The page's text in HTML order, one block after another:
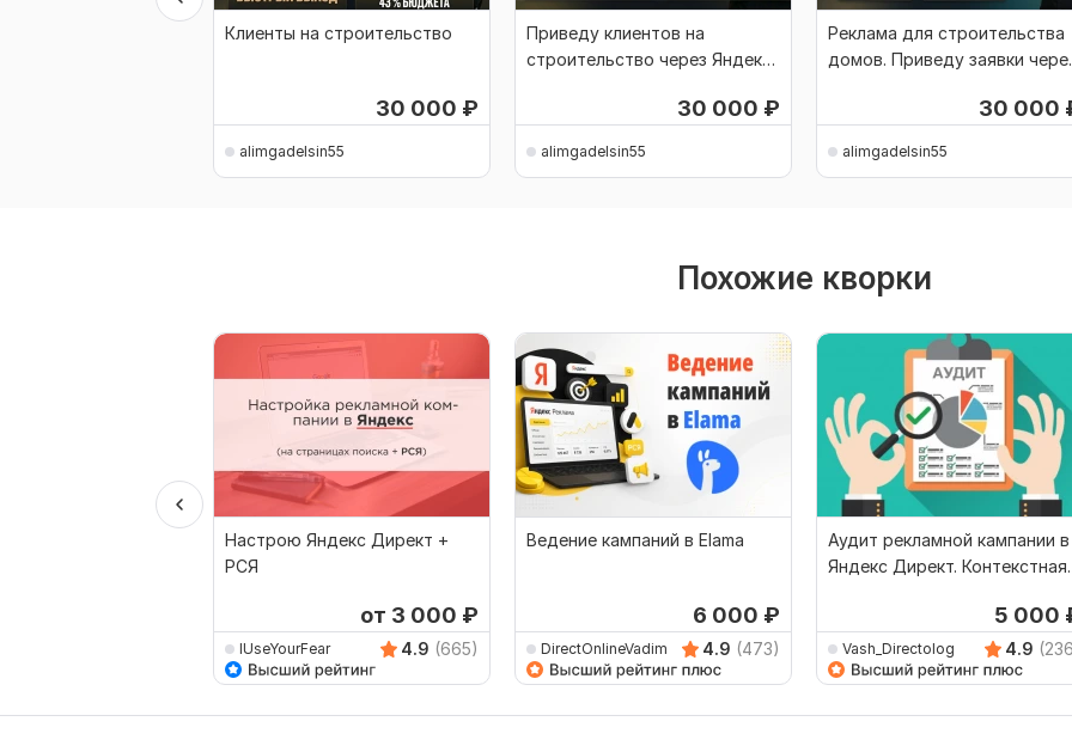
Клиенты на строительство
30 000 ₽
alimgadelsin55
Приведу клиентов на
строительство через Яндекс
30 000 ₽
alimgadelsin55
Реклама для строительства
домов. Приведу заявки
30 000
alimgadelsin55
Похожие кворки
Настрою Яндекс Директ +
РСЯ
от 3 000 ₽
IUseYourFear 4.9 (665)
Ведение кампаний в Elama
6 000 ₽
DirectOnlineVadim 4.9 (473)
Аудит рекламной кампании в
Яндекс Директ. Контекстная
5 000
Vash_Directolog 4.9